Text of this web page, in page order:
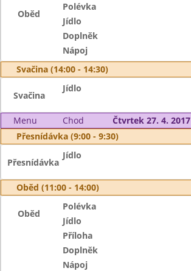
Oběd
Polévka
Jídlo
Doplněk
Nápoj
Svačina (14:00 - 14:30)
Svačina
Jídlo
Menu Chod
Čtvrtek 27. 4. 2017
Přesnídávka (9:00 - 9:30)
Přesnídávka
Jídlo
Oběd (11:00 - 14:00)
Oběd
Polévka
Jídlo
Příloha
Doplněk
Nápoj